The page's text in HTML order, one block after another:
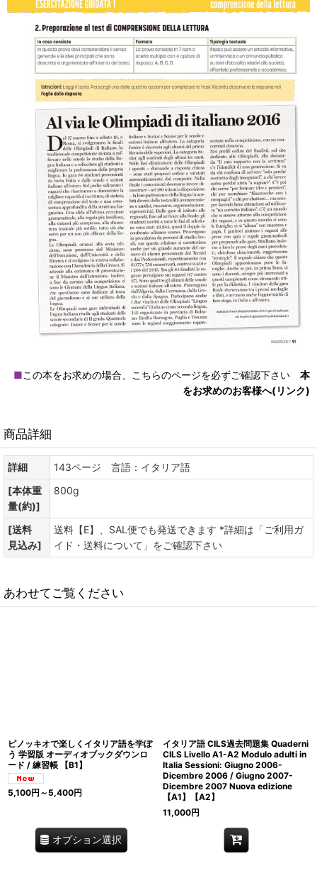
■この本をお求めの場合、こちらのページを必ずご確認下さい 本
をお求めのお客様へ(リンク)
商品詳細
詳細
143ページ 言語：イタリア語
[本体重
量(約)]
800g
[送料
見込み]
送料【E】、SAL便でも発送できます *詳細は「ご利用ガ
イド・送料について」をご確認下さい
あわせてご覧ください
ピノッキオで楽しくイタリア語を学ぼ
う 学習版 オーディオブックダウンロ
ード / 練習帳 【B1】
5,100円 ～5,400円
オプション選択
イタリア語 CILS過去問題集 Quaderni
CILS Livello A1-A2 Modulo adulti in
Italia Sessioni: Giugno 2006-
Dicembre 2006 / Giugno 2007-
Dicembre 2007 Nuova edizione
【A1】【A2】
11,000円